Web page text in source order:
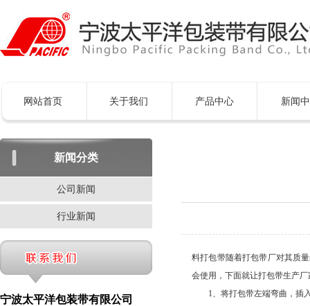
网站首页 关于我们 产品中心 新闻
新闻分类
公司新闻
行业新闻
宁波太平洋包装带有限公司
料打包带随着打包带厂对其质
会使用，下面就让打包带生产
1、将打包带左端弯曲，插入